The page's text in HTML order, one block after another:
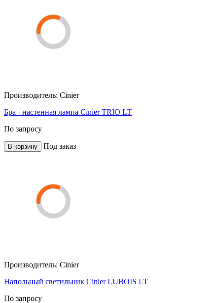
Производитель: Cinier
Бра - настенная лампа Cinier TRIO LT
По запросу
В корзину Под заказ
Производитель: Cinier
Напольный светильник Cinier LUBOIS LT
По запросу